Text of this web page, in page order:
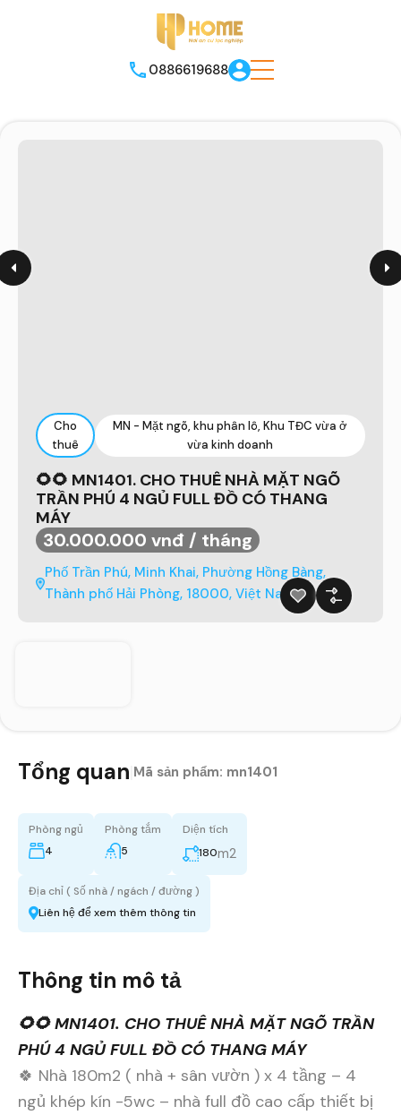
0886619688
Cho
thuê
MN - Mặt ngõ, khu phân lô, Khu TĐC vừa ở
vừa kinh doanh
🌻🌻 MN1401. CHO THUÊ NHÀ MẶT NGÕ
TRẦN PHÚ 4 NGỦ FULL ĐỒ CÓ THANG
MÁY
30.000.000 vnđ / tháng
Phố Trần Phú, Minh Khai, Phường Hồng Bàng,
Thành phố Hải Phòng, 18000, Việt Nam
Tổng quan Mã sản phẩm: mn1401
Phòng ngủ
4
Phòng tắm
5
Diện tích
180m2
Địa chỉ ( Số nhà / ngách / đường )
Liên hệ để xem thêm thông tin
Thông tin mô tả
🌻🌻 MN1401. CHO THUÊ NHÀ MẶT NGÕ TRẦN
PHÚ 4 NGỦ FULL ĐỒ CÓ THANG MÁY
🍀 Nhà 180m2 ( nhà + sân vườn ) x 4 tầng – 4
ngủ khép kín -5wc – nhà full đồ cao cấp thiết bị